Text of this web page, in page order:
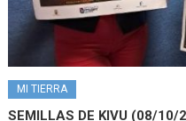
MI TIERRA
SEMILLAS DE KIVU (08/10/